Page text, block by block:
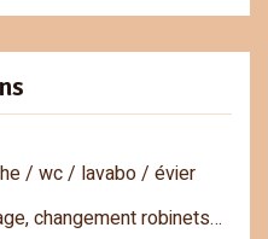
/ wc / lavabo / évier
changement robinets…